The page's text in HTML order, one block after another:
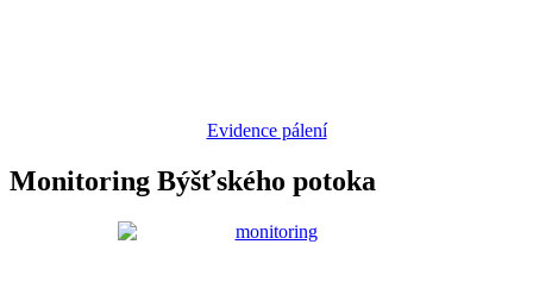
Evidence pálení
Monitoring Býšťského potoka